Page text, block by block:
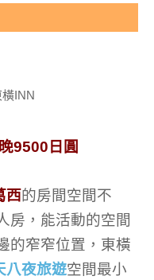
9500日圓
西的房間空間不
房，能活動的空間
的窄窄位置，東橫
八夜旅遊空間最小